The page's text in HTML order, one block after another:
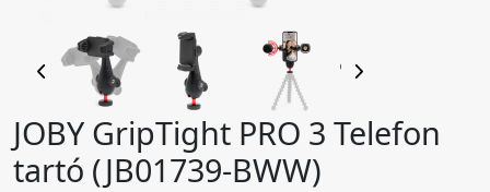
JOBY GripTight PRO 3 Telefon
tartó (JB01739-BWW)